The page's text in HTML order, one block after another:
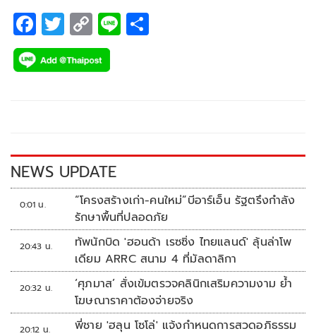
F
ac
e
k
T
wi
tt
C
o
p
k
Li
NEWS UPDATE
0:01 น.
“โครงสร้างเก่า-คนใหม่”บีอาร์เอ็น รัฐตรึงกำลัง
รักษาพื้นที่ปลอดภัย
20:43 น.
ทัพนักบิด 'ฮอนด้า เรซซิ่ง ไทยแลนด์' ลุ้นล่าโพ
เดียม ARRC สนาม 4 ที่มัลดาลิกา
20:32 น.
‘ศุภมาส’ สั่งเข้มตรวจคลินิกเสริมความงาม ย้ำ
โฆษณาราคาต้องจ่ายจริง
20:12 น.
พี่ชาย 'ฮลุน โซโล่' แจ้งกำหนดการสวดอภิธรรม